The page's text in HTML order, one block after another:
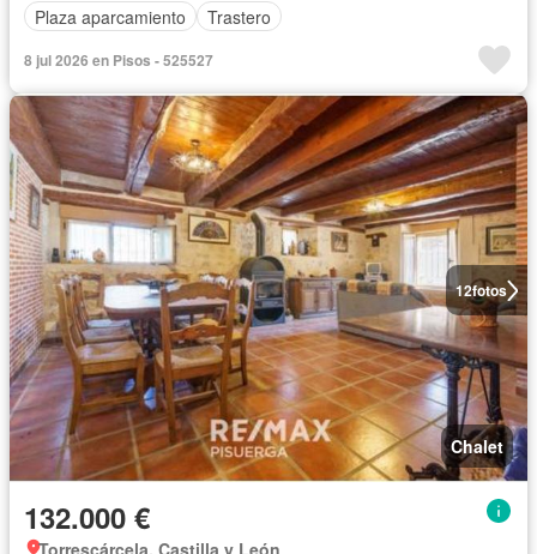
Plaza aparcamiento
Trastero
8 jul 2026 en Pisos - 525527
12fotos
Chalet
132.000 €
Torrescárcela, Castilla y León